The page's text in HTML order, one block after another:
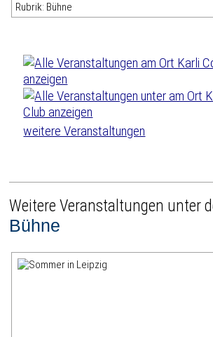
Rubrik: Bühne
weitere Veranstaltungen
Weitere Veranstaltungen unter
Bühne